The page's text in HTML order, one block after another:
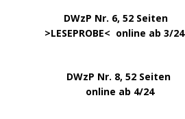
DWzP Nr. 6, 52 Seiten
>LESEPROBE< online ab 3/24
DWzP Nr. 8, 52 Seiten
online ab 4/24